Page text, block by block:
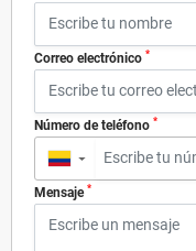
Correo electrónico *
Número de teléfono *
▼
Mensaje *